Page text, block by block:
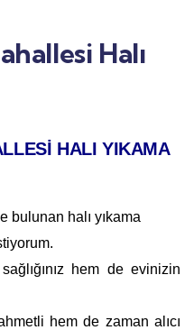
Halı
HALI YIKAMA
bulunan halı yıkama
hem de evinizin
hem de zaman alıcı